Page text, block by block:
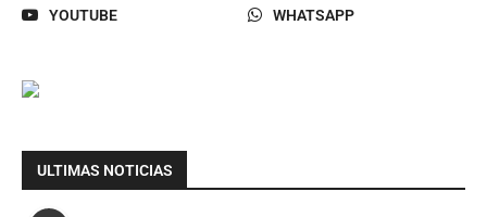
YOUTUBE
WHATSAPP
ULTIMAS NOTICIAS